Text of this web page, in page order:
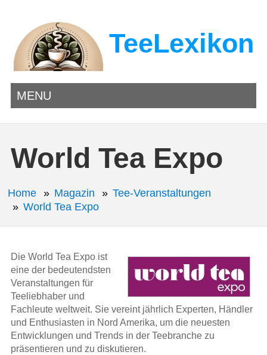
TeeLexikon
MENU
World Tea Expo
Home Magazin
Tee-Veranstaltungen
World Tea Expo
Die World Tea Expo ist
eine der bedeutendsten
Veranstaltungen für
Teeliebhaber und
Fachleute weltweit. Sie vereint jährlich Experten, Händler
und Enthusiasten in Nord Amerika, um die neuesten
Entwicklungen und Trends in der Teebranche zu
präsentieren und zu diskutieren.